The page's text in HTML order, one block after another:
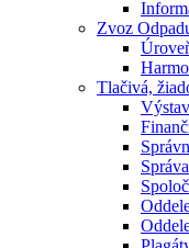
Zvoz
Tlačivá,